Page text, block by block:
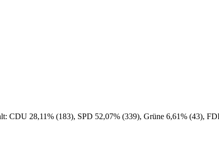
CDU 28,11% (183), SPD 52,07% (339), Grüne 6,61% (43),